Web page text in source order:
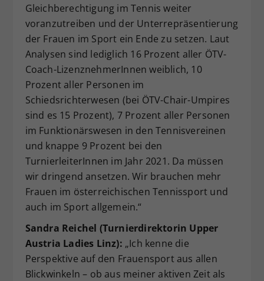
Gleichberechtigung im Tennis weiter
voranzutreiben und der Unterrepräsentierung
der Frauen im Sport ein Ende zu setzen. Laut
Analysen sind lediglich 16 Prozent aller ÖTV-
Coach-LizenznehmerInnen weiblich, 10
Prozent aller Personen im
Schiedsrichterwesen (bei ÖTV-Chair-Umpires
sind es 15 Prozent), 7 Prozent aller Personen
im Funktionärswesen in den Tennisvereinen
und knappe 9 Prozent bei den
TurnierleiterInnen im Jahr 2021. Da müssen
wir dringend ansetzen. Wir brauchen mehr
Frauen im österreichischen Tennissport und
auch im Sport allgemein.“
Sandra Reichel (Turnierdirektorin Upper
Austria Ladies Linz): „Ich kenne die
Perspektive auf den Frauensport aus allen
Blickwinkeln – ob aus meiner aktiven Zeit als